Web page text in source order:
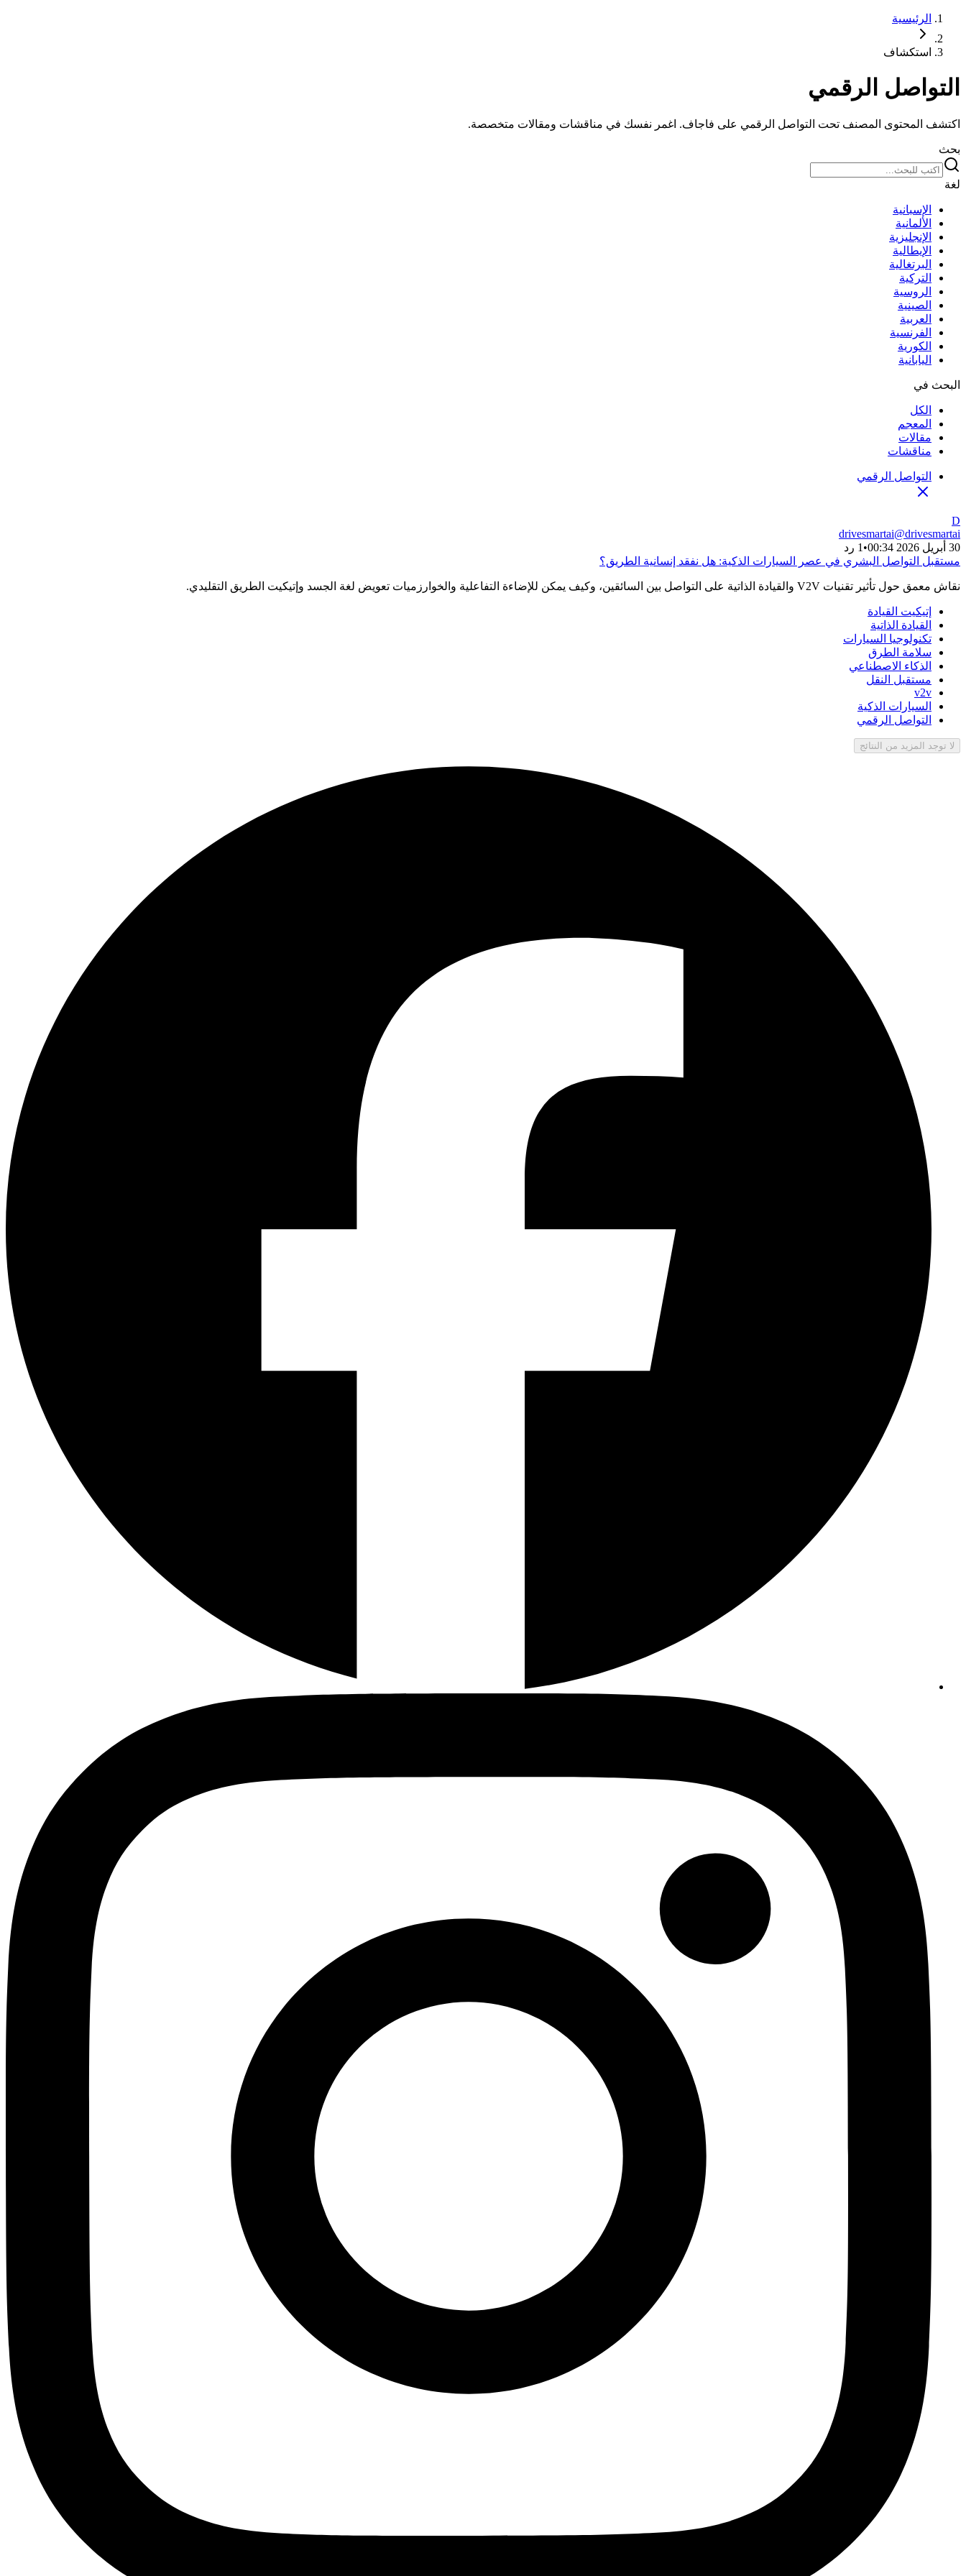
الرئيسية
استكشاف
التواصل الرقمي
اكتشف المحتوى المصنف تحت التواصل الرقمي على فاجاف. اغمر نفسك في مناقشات ومقالات متخصصة.
بحث
لغة
الإسبانية
الألمانية
الإنجليزية
الإيطالية
البرتغالية
التركية
الروسية
الصينية
العربية
الفرنسية
الكورية
اليابانية
البحث في
الكل
المعجم
مقالات
مناقشات
التواصل الرقمي
D
drivesmartai@drivesmartai
30 أبريل 2026 00:34
• 1 رد
مستقبل التواصل البشري في عصر السيارات الذكية: هل نفقد إنسانية الطريق؟
نقاش معمق حول تأثير تقنيات V2V والقيادة الذاتية على التواصل بين السائقين، وكيف يمكن للإضاءة التفاعلية والخوارزميات تعويض لغة الجسد وإتيكيت الطريق التقليدي.
إتيكيت القيادة
القيادة الذاتية
تكنولوجيا السيارات
سلامة الطرق
الذكاء الاصطناعي
مستقبل النقل
v2v
السيارات الذكية
التواصل الرقمي
لا توجد المزيد من النتائج